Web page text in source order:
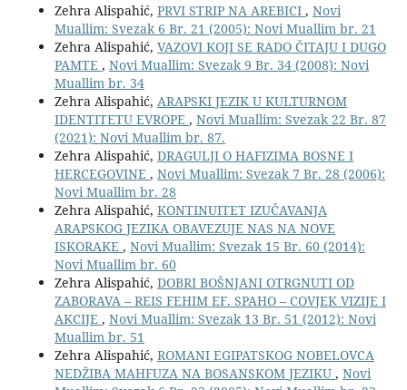
Zehra Alispahić, PRVI STRIP NA AREBICI , Novi
Muallim: Svezak 6 Br. 21 (2005): Novi Muallim br. 21
Zehra Alispahić, VAZOVI KOJI SE RADO ČITAJU I DUGO
PAMTE , Novi Muallim: Svezak 9 Br. 34 (2008): Novi
Muallim br. 34
Zehra Alispahić, ARAPSKI JEZIK U KULTURNOM
IDENTITETU EVROPE , Novi Muallim: Svezak 22 Br. 87
(2021): Novi Muallim br. 87.
Zehra Alispahić, DRAGULJI O HAFIZIMA BOSNE I
HERCEGOVINE , Novi Muallim: Svezak 7 Br. 28 (2006):
Novi Muallim br. 28
Zehra Alispahić, KONTINUITET IZUČAVANJA
ARAPSKOG JEZIKA OBAVEZUJE NAS NA NOVE
ISKORAKE , Novi Muallim: Svezak 15 Br. 60 (2014):
Novi Muallim br. 60
Zehra Alispahić, DOBRI BOŠNJANI OTRGNUTI OD
ZABORAVA – REIS FEHIM EF. SPAHO – COVJEK VIZIJE I
AKCIJE , Novi Muallim: Svezak 13 Br. 51 (2012): Novi
Muallim br. 51
Zehra Alispahić, ROMANI EGIPATSKOG NOBELOVCA
NEDŽIBA MAHFUZA NA BOSANSKOM JEZIKU , Novi